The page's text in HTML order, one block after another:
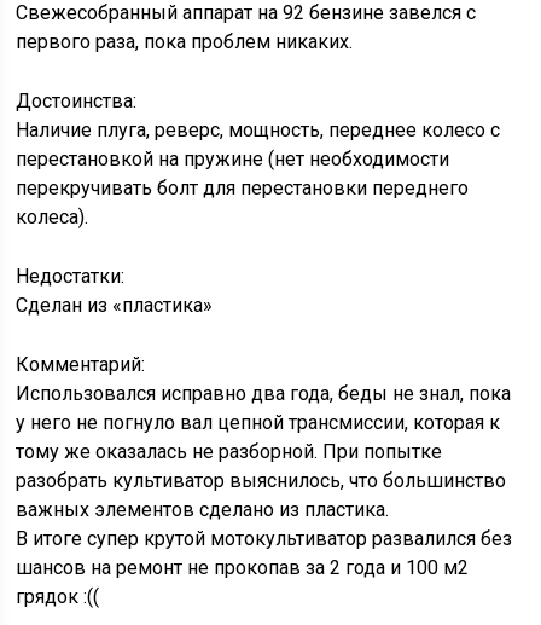
Свежесобранный аппарат на 92 бензине завелся с
первого раза, пока проблем никаких.
Достоинства:
Наличие плуга, реверс, мощность, переднее колесо с
перестановкой на пружине (нет необходимости
перекручивать болт для перестановки переднего
колеса).
Недостатки:
Сделан из «пластика»
Комментарий:
Использовался исправно два года, беды не знал, пока
у него не погнуло вал цепной трансмиссии, которая к
тому же оказалась не разборной. При попытке
разобрать культиватор выяснилось, что большинство
важных элементов сделано из пластика.
В итоге супер крутой мотокультиватор развалился без
шансов на ремонт не прокопав за 2 года и 100 м2
грядок :((